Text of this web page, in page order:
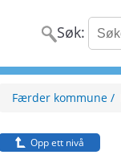
Søk:
Færder kommune
Opp ett nivå